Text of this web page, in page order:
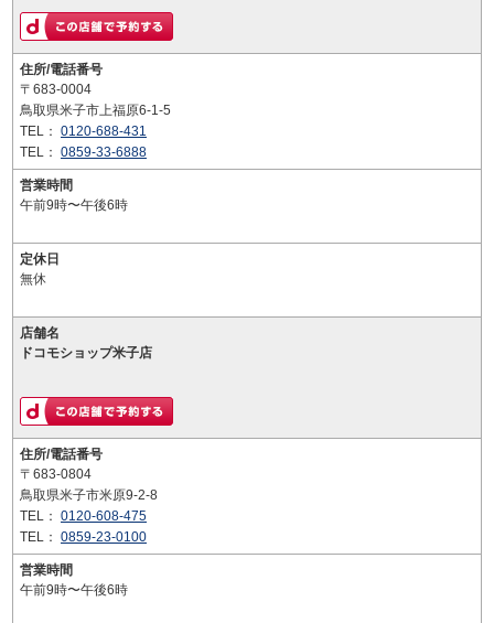
住所/電話番号
〒683-0004
鳥取県米子市上福原6-1-5
TEL： 0120-688-431
TEL： 0859-33-6888
営業時間
午前9時〜午後6時
定休日
無休
店舗名
ドコモショップ米子店
住所/電話番号
〒683-0804
鳥取県米子市米原9-2-8
TEL： 0120-608-475
TEL： 0859-23-0100
営業時間
午前9時〜午後6時